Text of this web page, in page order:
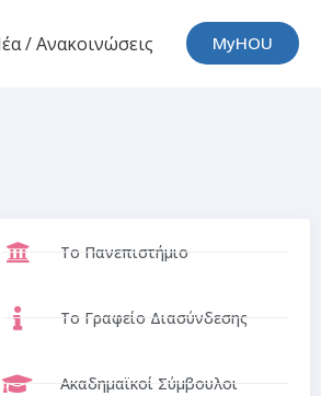
/ Ανακοινώσεις MyHOU
Το Πανεπιστήμιο
Το Γραφείο Διασύνδεσης
Ακαδημαϊκοί Σύμβουλοι